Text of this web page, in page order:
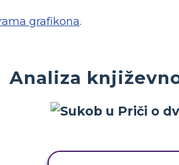
grafikona.
Analiza